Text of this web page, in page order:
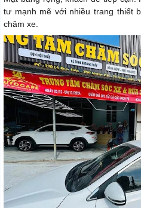
tư mạnh mẽ với nhiều trang thiết
chăm xe.